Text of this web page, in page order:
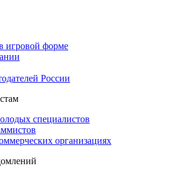
игровой форме
России
специалистов
организациях